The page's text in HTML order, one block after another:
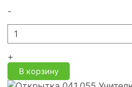
-
+
В корзину